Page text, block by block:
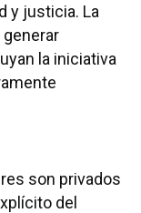
y justicia. La
la iniciativa
son privados
del